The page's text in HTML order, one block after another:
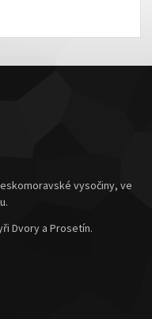
vysočiny, ve
Dvory a Prosetín.